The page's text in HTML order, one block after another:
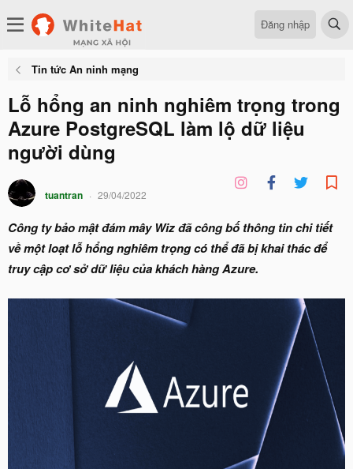
Đăng nhập
Tin tức An ninh mạng
Lỗ hổng an ninh nghiêm trọng trong
Azure PostgreSQL làm lộ dữ liệu
người dùng
tuantran 29/04/2022
Công ty bảo mật đám mây Wiz đã công bố thông tin chi tiết
về một loạt lỗ hổng nghiêm trọng có thể đã bị khai thác để
truy cập cơ sở dữ liệu của khách hàng Azure.